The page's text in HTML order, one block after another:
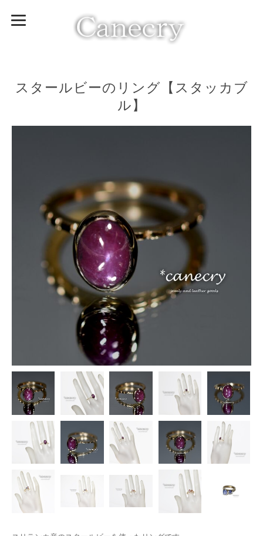
スタールビーのリング【スタッカブ
ル】